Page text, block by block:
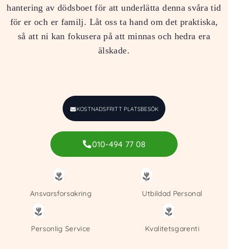
hantering av dödsboet för att underlätta denna svåra tid
för er och er familj. Låt oss ta hand om det praktiska,
så att ni kan fokusera på att minnas och hedra era
älskade.
KOSTNADSFRITT PLATSBESÖK
010-494 77 08
Ansvarsforsakring Utbildad Personal
Personlig Service Kvalitetsgarenti